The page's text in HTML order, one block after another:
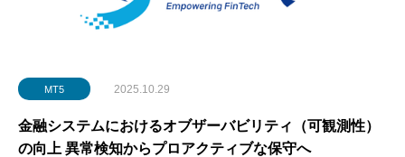
MT5 2025.10.29
金融システムにおけるオブザーバビリティ（可観測性）
の向上 異常検知からプロアクティブな保守へ